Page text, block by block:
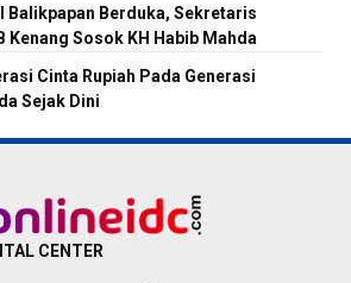
Balikpapan Berduka, Sekretaris
Kenang Sosok KH Habib Mahda
Cinta Rupiah Pada Generasi
Sejak Dini
CENTER